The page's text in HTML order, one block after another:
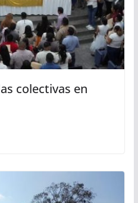
colectivas en